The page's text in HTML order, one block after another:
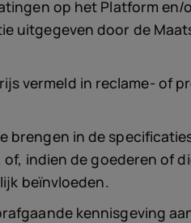
op het Platform
uitgegeven door de
vermeld in reclame- of
in de
indien de goederen of
beïnvloeden.
kennisgeving